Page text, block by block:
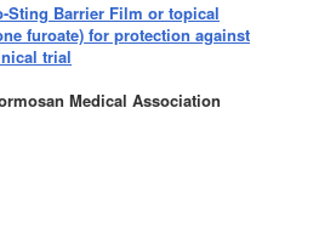
Sting Barrier Film or topical
furoate) for protection against
trial
Medical Association